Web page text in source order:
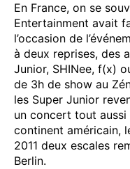
En France, on se
Entertainment avait
l’occasion de
à deux reprises, des
Junior, SHINee, f(x)
de 3h de show au
les Super Junior
un concert tout aussi
continent américain,
2011 deux escales
Berlin.